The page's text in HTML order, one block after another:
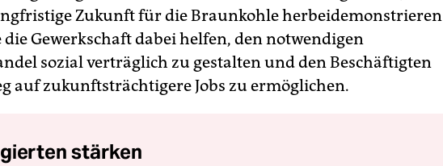
Zukunft für die Braunkohle herbeidemonstrieren
die Gewerkschaft dabei helfen, den notwendigen
sozial verträglich zu gestalten und den Beschäftigten
auf zukunftsträchtigere Jobs zu ermöglichen.
stärken